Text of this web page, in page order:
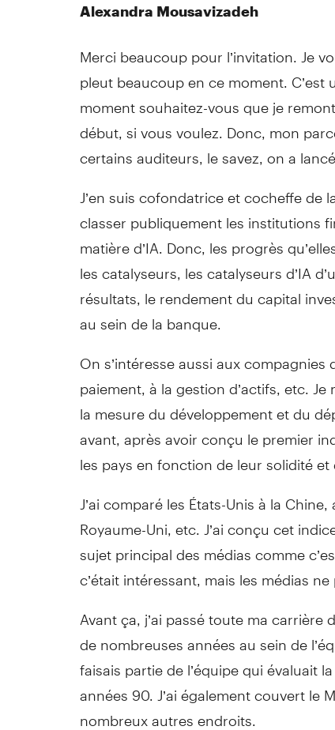
Alexandra Mousavizadeh
Merci beaucoup pour l’invitation. Je
pleut beaucoup en ce moment.
moment souhaitez-vous que je
début, si vous voulez. Donc, mon
certains auditeurs, le savez, on a
J’en suis cofondatrice et cocheffe
classer publiquement les institutions
matière d’IA. Donc, les progrès
les catalyseurs, les catalyseurs d’IA
résultats, le rendement du capital
au sein de la banque.
On s’intéresse aussi aux
paiement, à la gestion d’actifs, etc.
la mesure du développement et du
avant, après avoir conçu le premier
les pays en fonction de leur solidité et
J’ai comparé les États-Unis à la
Royaume-Uni, etc. J’ai conçu cet
sujet principal des médias comme
c’était intéressant, mais les médias
Avant ça, j’ai passé toute ma carrière
de nombreuses années au sein de
faisais partie de l’équipe qui évaluait
années 90. J’ai également couvert le
nombreux autres endroits.